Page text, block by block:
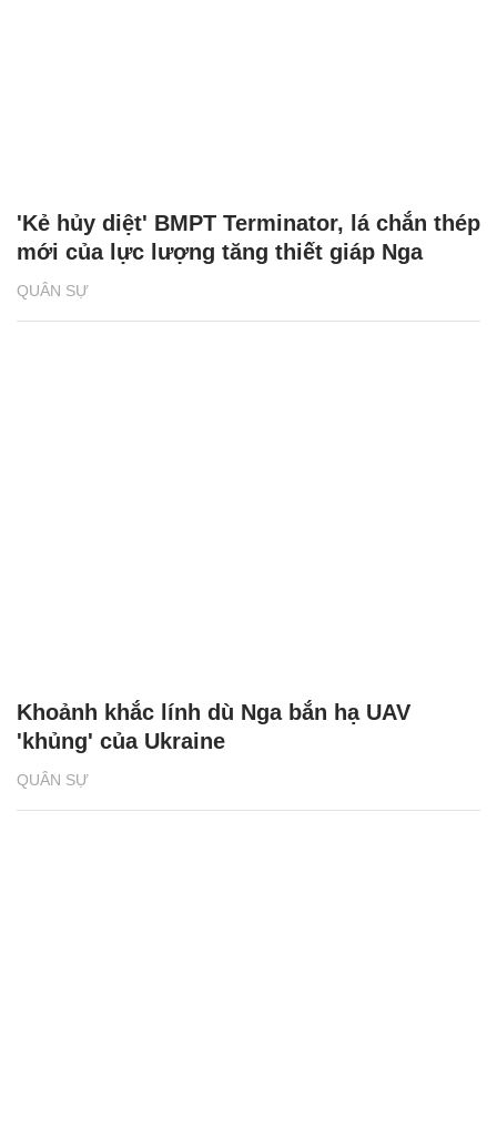
QUÂN SỰ
'Kẻ hủy diệt' BMPT Terminator, lá chắn thép
mới của lực lượng tăng thiết giáp Nga
QUÂN SỰ
Khoảnh khắc lính dù Nga bắn hạ UAV
'khủng' của Ukraine